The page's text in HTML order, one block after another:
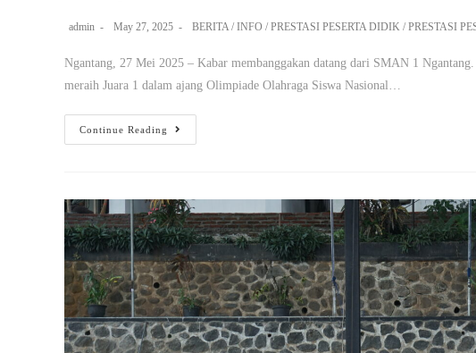
admin May 27, 2025 BERITA / INFO / PRESTASI PESERTA DIDIK / PRESTASI
Ngantang, 27 Mei 2025 – Kabar membanggakan datang dari SMAN 1
meraih Juara 1 dalam ajang Olimpiade Olahraga Siswa Nasional…
Continue Reading